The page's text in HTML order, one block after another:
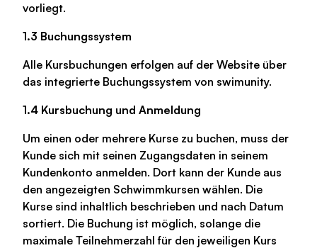
vorliegt.
1.3 Buchungssystem
Alle Kursbuchungen erfolgen auf der Website über
das integrierte Buchungssystem von swimunity.
1.4 Kursbuchung und Anmeldung
Um einen oder mehrere Kurse zu buchen, muss der
Kunde sich mit seinen Zugangsdaten in seinem
Kundenkonto anmelden. Dort kann der Kunde aus
den angezeigten Schwimmkursen wählen. Die
Kurse sind inhaltlich beschrieben und nach Datum
sortiert. Die Buchung ist möglich, solange die
maximale Teilnehmerzahl für den jeweiligen Kurs